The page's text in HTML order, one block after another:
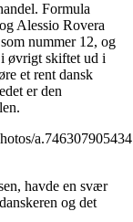
Formula
Alessio Rovera
nummer 12, og
i øvrigt skiftet ud i
et rent dansk
er den
havde en svær
og det